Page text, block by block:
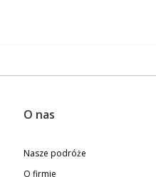
O nas
Nasze podróże
O firmie